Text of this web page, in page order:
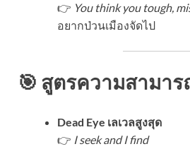
👉 You think you tough,
อยากป่วนเมืองจัดไป
🎯 สูตรความสามาร
Dead Eye เลเวลสูงสุด
👉 I seek and I find